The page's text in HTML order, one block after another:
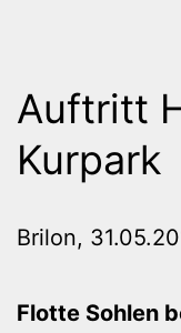
Auftritt
Kurpark
Brilon,
Flotte Sohlen